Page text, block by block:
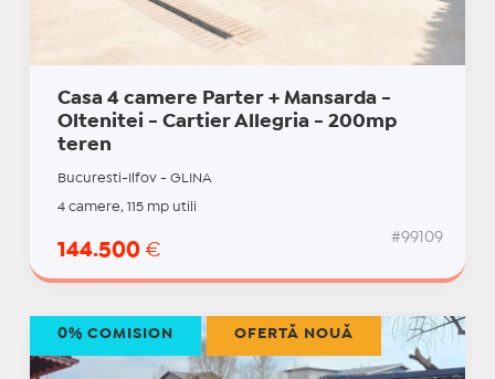
Casa 4 camere Parter + Mansarda -
Oltenitei - Cartier Allegria - 200mp
teren
Bucuresti-Ilfov - GLINA
4 camere, 115 mp utili
144.500 €
#99109
0% COMISION OFERTĂ NOUĂ